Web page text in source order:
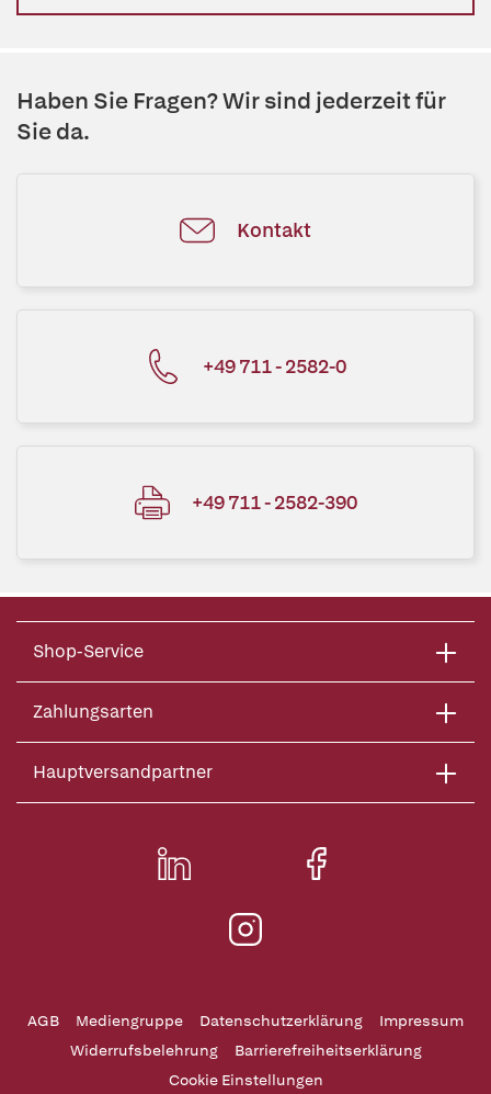
Haben Sie Fragen? Wir sind jederzeit für
Sie da.
Kontakt
+49 711 - 2582-0
+49 711 - 2582-390
Shop-Service
Zahlungsarten
Hauptversandpartner
AGB Mediengruppe Datenschutzerklärung
Impressum
Widerrufsbelehrung
Barrierefreiheitserklärung
Cookie Einstellungen